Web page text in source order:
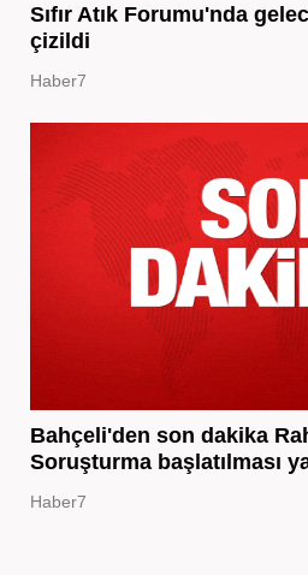
Sıfır Atık Forumu'nda
çizildi
Haber7
Bahçeli'den son dakika
Soruşturma başlatılması
Haber7